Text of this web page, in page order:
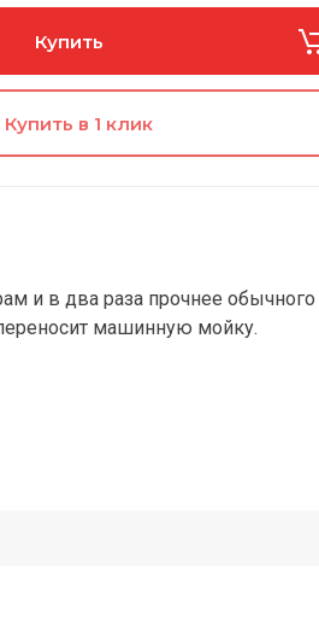
Купить
Купить в 1 клик
и в два раза прочнее обычного
машинную мойку.